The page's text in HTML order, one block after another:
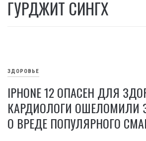
ГУРДЖИТ СИНГХ
ЗДОРОВЬЕ
IPHONE 12 ОПАСЕН ДЛЯ
КАРДИОЛОГИ ОШЕЛОМИЛИ
О ВРЕДЕ ПОПУЛЯРНОГО